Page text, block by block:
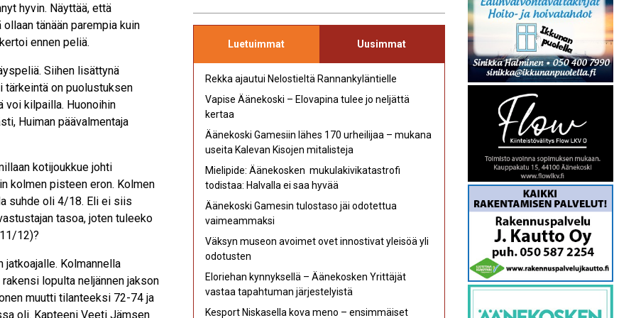
hyvin. Näyttää, että
tänään parempia kuin
ennen peliä.
Siihen lisättynä
tärkeintä on puolustuksen
voi kilpailla. Huonoihin
Huiman päävalmentaja
kotijoukkue johti
kolmen pisteen eron. Kolmen
suhde oli 4/18. Eli ei siis
tasoa, joten tuleeko
12)?
Kolmannella
lopulta neljännen jakson
muutti tilanteeksi 72-74 ja
oli. Kapteeni Veeti Jämsen
Luetuimmat Uusimmat
Rekka ajautui Nelostieltä Rannankyläntielle
Vapise Äänekoski – Elovapina tulee jo neljättä
kertaa
Äänekoski Gamesiin lähes 170 urheilijaa – mukana
useita Kalevan Kisojen mitalisteja
Mielipide: Äänekosken mukulakivikatastrofi
todistaa: Halvalla ei saa hyvää
Äänekoski Gamesin tulostaso jäi odotettua
vaimeammaksi
Väksyn museon avoimet ovet innostivat yleisöä yli
odotusten
Eloriehan kynnyksellä – Äänekosken Yrittäjät
vastaa tapahtuman järjestelyistä
Kesport Niskasella kova meno – ensimmäiset